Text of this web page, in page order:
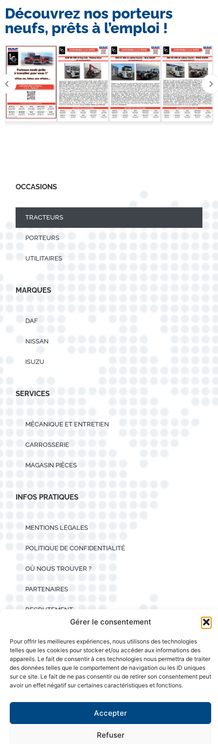
Gérer le consentement
Pour offrir les meilleures expériences, nous utilisons des technologies
telles que les cookies pour stocker et/ou accéder aux informations des
appareils. Le fait de consentir à ces technologies nous permettra de traiter
des données telles que le comportement de navigation ou les ID uniques
sur ce site. Le fait de ne pas consentir ou de retirer son consentement peut
avoir un effet négatif sur certaines caractéristiques et fonctions.
Accepter
Refuser
Découvrez nos porteurs
neufs, prêts à l’emploi !
OCCASIONS
TRACTEURS
PORTEURS
UTILITAIRES
MARQUES
DAF
NISSAN
ISUZU
SERVICES
MÉCANIQUE ET ENTRETIEN
CARROSSERIE
MAGASIN PIÈCES
INFOS PRATIQUES
MENTIONS LÉGALES
POLITIQUE DE CONFIDENTIALITÉ
OÙ NOUS TROUVER ?
PARTENAIRES
RECRUTEMENT